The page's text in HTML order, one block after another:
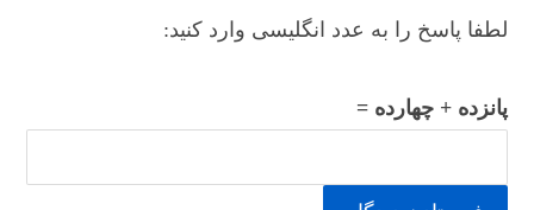
لطفا پاسخ را به عدد انگلیسی وارد کنید:
پانزده + چهارده =